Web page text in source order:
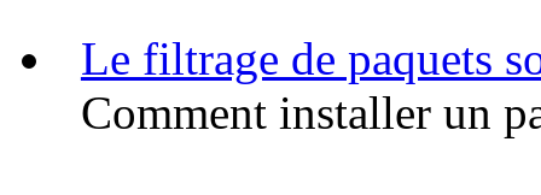
Le filtrage de paquets
Comment installer un